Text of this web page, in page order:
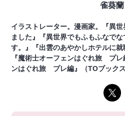
雀葵蘭
イラストレーター。漫画家。『異
ました』『異世界でもふもふなで
す。』『出雲のあやかしホテルに
『魔術士オーフェンはぐれ旅 プ
ンはぐれ旅 プレ編』（TOブックス